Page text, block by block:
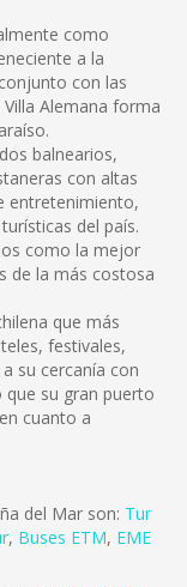
como
a la
con las
Alemana forma
balnearios,
con altas
entretenimiento,
del país.
como la mejor
de la más costosa
que más
festivales,
su cercanía con
que su gran puerto
cuanto a
del Mar son: Tur
, Buses ETM, EME